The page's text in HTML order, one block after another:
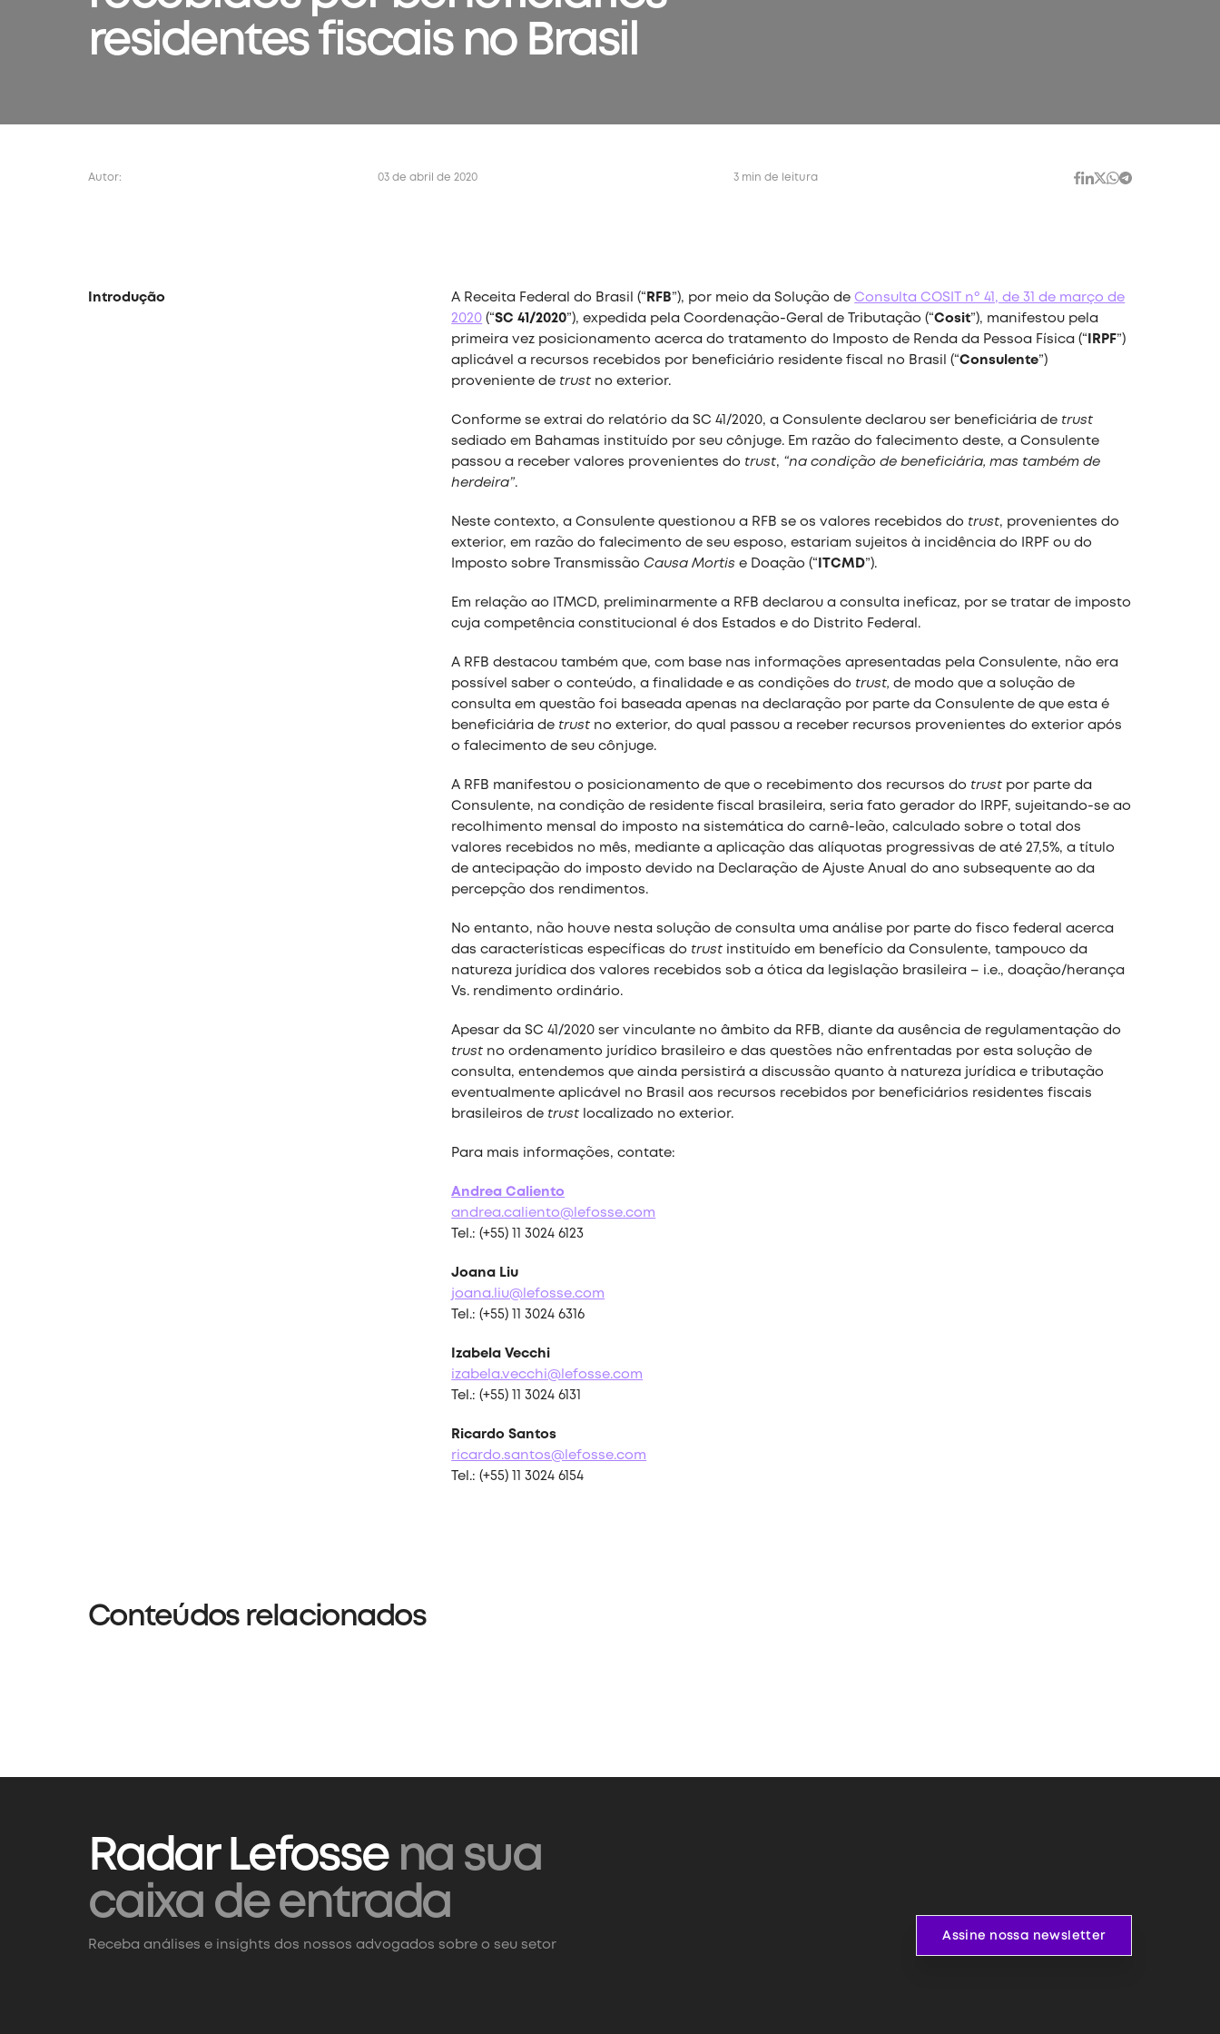
residentes fiscais no Brasil
Autor: 03 de abril de 2020 3 min de leitura
Introdução A Receita Federal do Brasil (“ RFB”), por meio da Solução deConsulta COSIT nº 41, de 31 de março de
2020 (“SC 41/2020”), expedida pela Coordenação-Geral de Tributação (“Cosit”), manifestou pela
primeira vez posicionamento acerca do tratamento do Imposto de Renda da Pessoa Física (“ IRPF”)
aplicável a recursos recebidos por beneficiário residente fiscal no Brasil (“Consulente”)
proveniente de trust no exterior.
Conforme se extrai do relatório da SC 41/2020, a Consulente declarou ser beneficiária de trust
sediado em Bahamas instituído por seu cônjuge. Em razão do falecimento deste, a Consulente
passou a receber valores provenientes do trust, “na condição de beneficiária, mas também de
herdeira”.
Neste contexto, a Consulente questionou a RFB se os valores recebidos do trust, provenientes do
exterior, em razão do falecimento de seu esposo, estariam sujeitos à incidência do IRPF ou do
Imposto sobre TransmissãoCausa Mortis e Doação (“ ITCMD”).
Em relação ao ITMCD, preliminarmente a RFB declarou a consulta ineficaz, por se tratar de imposto
cuja competência constitucional é dos Estados e do Distrito Federal.
A RFB destacou também que, com base nas informações apresentadas pela Consulente, não era
possível saber o conteúdo, a finalidade e as condições do trust,de modo que a solução de
consulta em questão foi baseada apenas na declaração por parte da Consulente de que esta é
beneficiária de trust no exterior, do qual passou a receber recursos provenientes do exterior após
o falecimento de seu cônjuge.
A RFB manifestou o posicionamento de que o recebimento dos recursos do trust por parte da
Consulente, na condição de residente fiscal brasileira, seria fato gerador do IRPF, sujeitando-se ao
recolhimento mensal do imposto na sistemática do carnê-leão, calculado sobre o total dos
valores recebidos no mês, mediante a aplicação das alíquotas progressivas de até 27,5%, a título
de antecipação do imposto devido na Declaração de Ajuste Anual do ano subsequente ao da
percepção dos rendimentos.
No entanto, não houve nesta solução de consulta uma análise por parte do fisco federal acerca
das características específicas do trust instituído em benefício da Consulente, tampouco da
natureza jurídica dos valores recebidos sob a ótica da legislação brasileira – i.e., doação/herança
Vs. rendimento ordinário.
Apesar da SC 41/2020 ser vinculante no âmbito da RFB, diante da ausência de regulamentação do
trust no ordenamento jurídico brasileiro e das questões não enfrentadas por esta solução de
consulta, entendemos que ainda persistirá a discussão quanto à natureza jurídica e tributação
eventualmente aplicável no Brasil aos recursos recebidos por beneficiários residentes fiscais
brasileiros de trust localizado no exterior.
Para mais informações, contate:
Andrea Caliento
andrea.caliento@lefosse.com
Tel.: (+55) 11 3024 6123
Joana Liu
joana.liu@lefosse.com
Tel.: (+55) 11 3024 6316
Izabela Vecchi
izabela.vecchi@lefosse.com
Tel.: (+55) 11 3024 6131
Ricardo Santos
ricardo.santos@lefosse.com
Tel.: (+55) 11 3024 6154
Conteúdos relacionados
Radar Lefossena sua
caixa de entrada
Receba análises e insights dos nossos advogados sobre o seu setor
Assine nossa newsletter